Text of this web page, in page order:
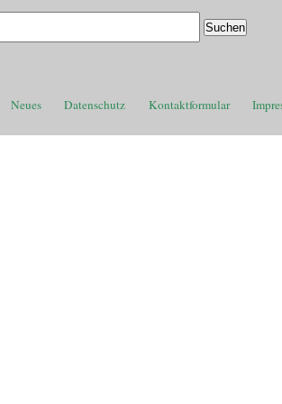
Neues Datenschutz Kontaktformular